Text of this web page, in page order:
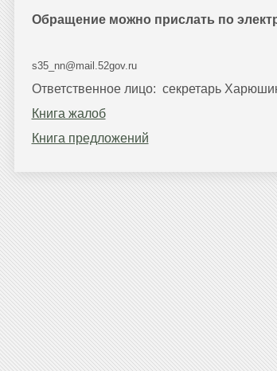
Обращение можно прислать по
s35_nn@mail.52gov.ru
Ответственное лицо: секретарь
Книга жалоб
Книга предложений